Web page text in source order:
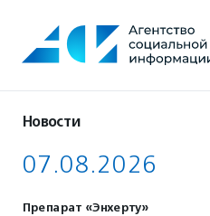
содержанию
Новости
07.08.2026
Препарат «Энхерту»